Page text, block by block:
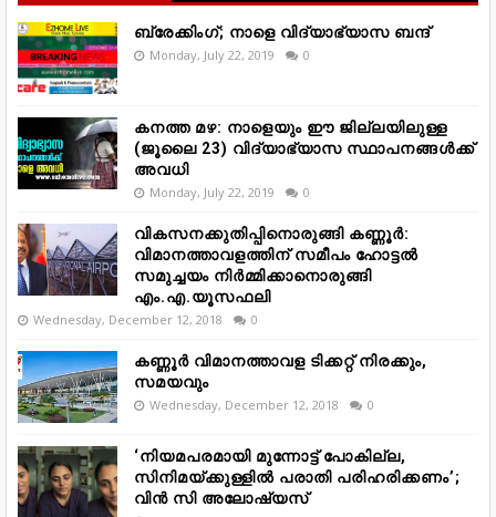
ബ്രേക്കിംഗ്; നാളെ വിദ്യാഭ്യാസ ബന്ദ്
Monday, July 22, 2019 0
കനത്ത മഴ: നാളെയും ഈ ജില്ലയിലുള്ള
(ജൂലൈ 23) വിദ്യാഭ്യാസ സ്ഥാപനങ്ങൾക്ക്
അവധി
Monday, July 22, 2019 0
വികസനക്കുതിപ്പിനൊരുങ്ങി കണ്ണൂർ:
വിമാനത്താവളത്തിന് സമീപം ഹോട്ടൽ
സമുച്ചയം നിർമ്മിക്കാനൊരുങ്ങി
എം.എ.യൂസഫലി
Wednesday, December 12, 2018 0
കണ്ണൂർ വിമാനത്താവള ടിക്കറ്റ് നിരക്കും,
സമയവും
Wednesday, December 12, 2018 0
‘നിയമപരമായി മുന്നോട്ട് പോകില്ല,
സിനിമയ്ക്കുള്ളിൽ പരാതി പരിഹരിക്കണം’;
വിൻ സി അലോഷ്യസ്